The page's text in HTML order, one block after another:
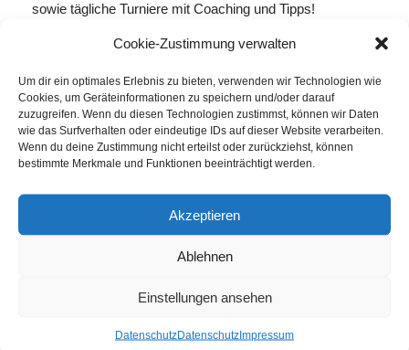
Cookie-Zustimmung verwalten
Um dir ein optimales Erlebnis zu bieten, verwenden wir Technologien wie
Cookies, um Geräteinformationen zu speichern und/oder darauf
zuzugreifen. Wenn du diesen Technologien zustimmst, können wir Daten
wie das Surfverhalten oder eindeutige IDs auf dieser Website verarbeiten.
Wenn du deine Zustimmung nicht erteilst oder zurückziehst, können
bestimmte Merkmale und Funktionen beeinträchtigt werden.
Akzeptieren
Ablehnen
Einstellungen ansehen
DatenschutzDatenschutzImpressum
sowie tägliche Turniere mit Coaching und Tipps!
Verbessere deine Technik durch unser FFS-Spezialtraining!
tolles Nike-Trikot sowie Pokal! Weitere Pokale gibt es zu
gewinnen.
Das offizielle Video zu den
einmaligen FFS-Fussballcamps